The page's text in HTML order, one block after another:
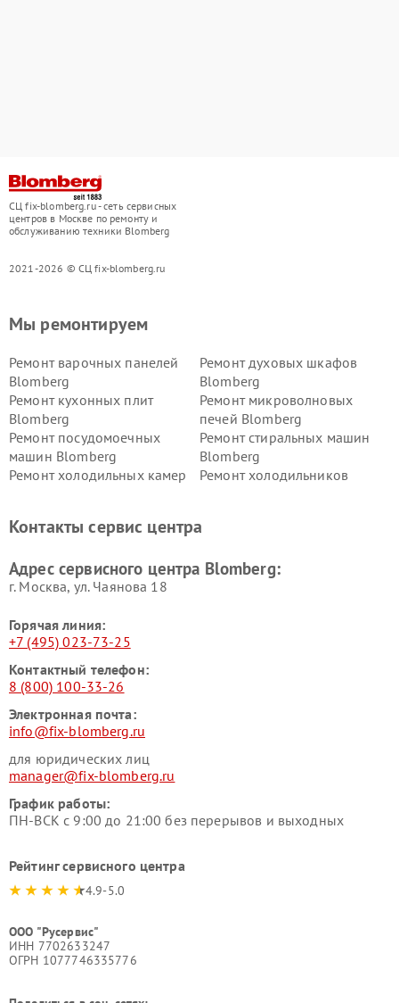
СЦ fix-blomberg.ru - сеть сервисных
центров в Москве по ремонту и
обслуживанию техники Blomberg
2021-2026 © СЦ fix-blomberg.ru
Мы ремонтируем
Ремонт варочных панелей
Blomberg
Ремонт духовых шкафов
Blomberg
Ремонт кухонных плит
Blomberg
Ремонт микроволновых
печей Blomberg
Ремонт посудомоечных
машин Blomberg
Ремонт стиральных машин
Blomberg
Ремонт холодильных камер
Ремонт холодильников
Контакты сервис центра
Адрес сервисного центра Blomberg:
г. Москва, ул. Чаянова 18
Горячая линия:
+7 (495) 023-73-25
Контактный телефон:
8 (800) 100-33-26
Электронная почта:
info@fix-blomberg.ru
для юридических лиц
manager@fix-blomberg.ru
График работы:
ПН-ВСК с 9:00 до 21:00 без перерывов и выходных
Рейтинг сервисного центра
4.9-5.0
ООО "Русервис"
ИНН 7702633247
ОГРН 1077746335776